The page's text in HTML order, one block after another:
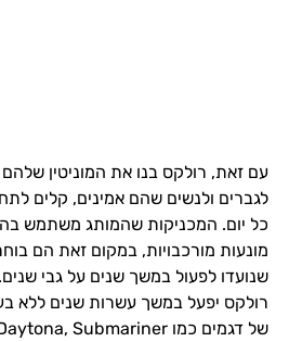
עם זאת, רולקס בנו את המוניטין שלהם
לגברים ולנשים שהם אמינים, קלים
כל יום. המכניקות שהמותג משתמש
מונעות מורכבויות, במקום זאת הם
שנועדו לפעול במשך שנים על גבי
רולקס יפעל במשך עשרות שנים ללא